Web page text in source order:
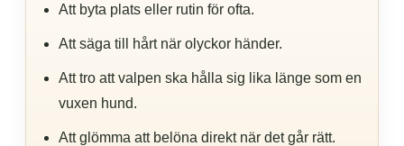
Att byta plats eller rutin för ofta.
Att säga till hårt när olyckor händer.
Att tro att valpen ska hålla sig lika länge som en
vuxen hund.
Att glömma att belöna direkt när det går rätt.